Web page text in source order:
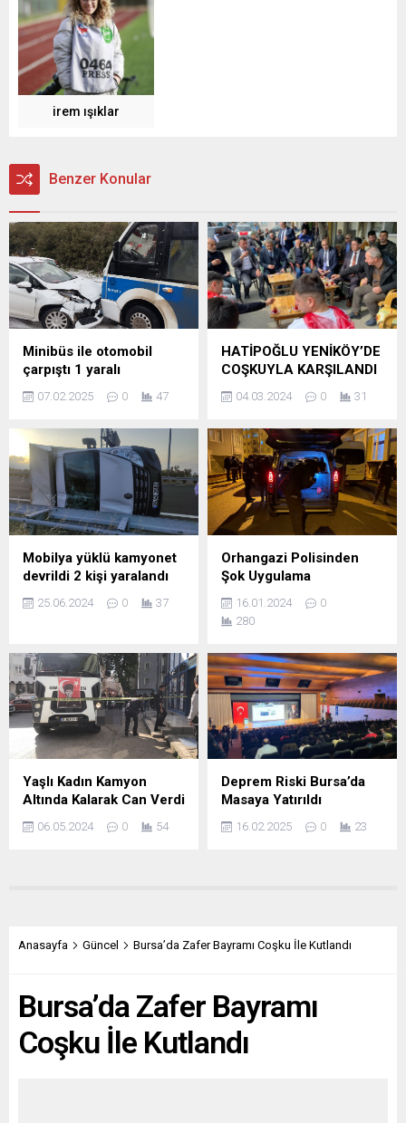
irem ışıklar
Benzer Konular
Minibüs ile otomobil
çarpıştı 1 yaralı
07.02.2025 0 47
HATİPOĞLU YENİKÖY’DE
COŞKUYLA KARŞILANDI
04.03.2024 0 31
Mobilya yüklü kamyonet
devrildi 2 kişi yaralandı
25.06.2024 0 37
Orhangazi Polisinden
Şok Uygulama
16.01.2024
0
280
Yaşlı Kadın Kamyon
Altında Kalarak Can Verdi
06.05.2024 0 54
Deprem Riski Bursa’da
Masaya Yatırıldı
16.02.2025 0 23
Anasayfa Güncel Bursa’da Zafer Bayramı Coşku İle Kutlandı
Bursa’da Zafer Bayramı
Coşku İle Kutlandı